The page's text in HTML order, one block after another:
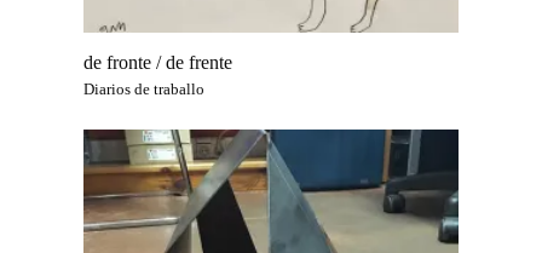
de fronte / de frente
Diarios de traballo